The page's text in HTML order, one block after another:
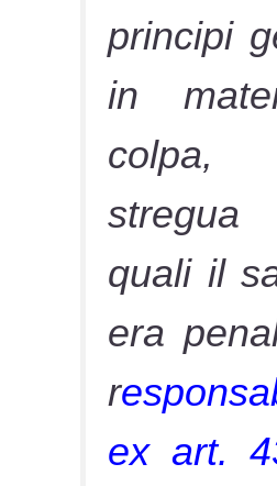
principi
in
quali il
era
r
ex art.